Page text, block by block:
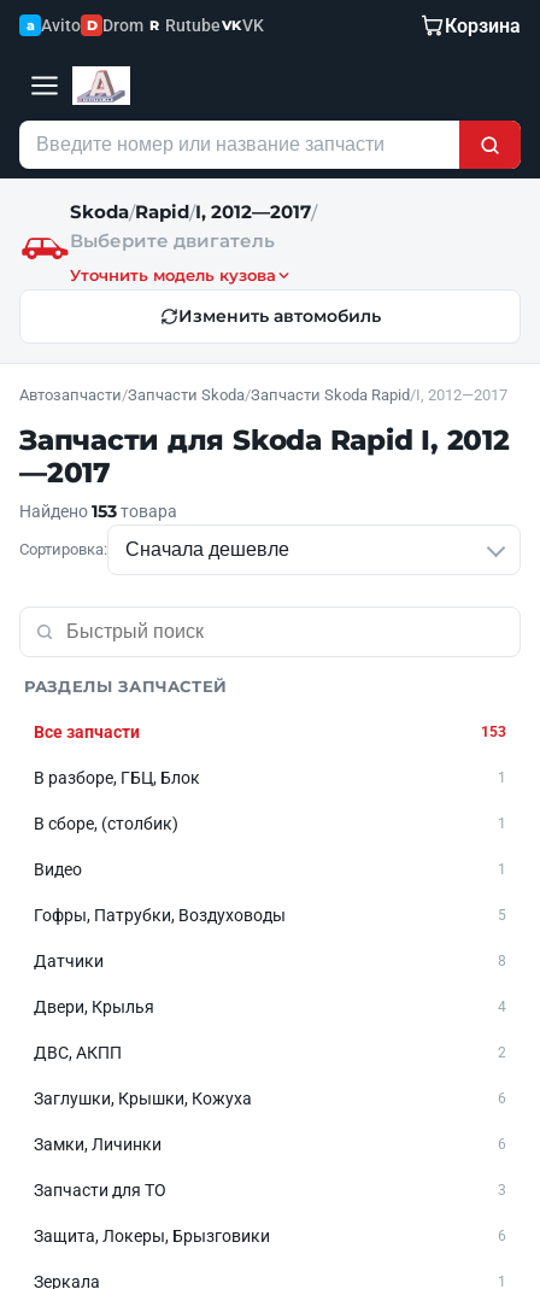
a Avito D Drom R RutubeVKVK Корзина
Skoda/Rapid/I, 2012—2017/
Выберите двигатель
Уточнить модель кузова
Изменить автомобиль
Автозапчасти/Запчасти Skoda/Запчасти Skoda Rapid/I, 2012—2017
Запчасти для Skoda Rapid I, 2012
—2017
Найдено153товара
Сортировка:
РАЗДЕЛЫ ЗАПЧАСТЕЙ
Все запчасти 153
В разборе, ГБЦ, Блок 1
В сборе, (столбик) 1
Видео 1
Гофры, Патрубки, Воздуховоды 5
Датчики 8
Двери, Крылья 4
ДВС, АКПП 2
Заглушки, Крышки, Кожуха 6
Замки, Личинки 6
Запчасти для ТО 3
Защита, Локеры, Брызговики 6
Зеркала 1